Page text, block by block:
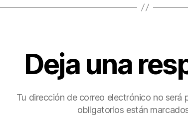
Deja una
Tu dirección de correo electrónico no será
obligatorios están